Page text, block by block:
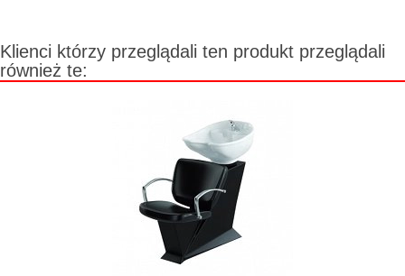
Klienci którzy przeglądali ten produkt przeglądali
również te: